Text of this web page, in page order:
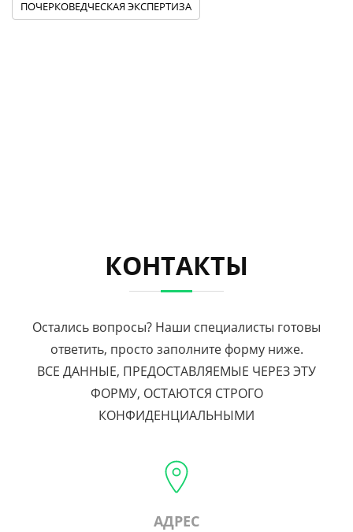
ПОЧЕРКОВЕДЧЕСКАЯ ЭКСПЕРТИЗА
КОНТАКТЫ
Остались вопросы? Наши специалисты готовы
ответить, просто заполните форму ниже.
ВСЕ ДАННЫЕ, ПРЕДОСТАВЛЯЕМЫЕ ЧЕРЕЗ ЭТУ
ФОРМУ, ОСТАЮТСЯ СТРОГО
КОНФИДЕНЦИАЛЬНЫМИ
АДРЕС